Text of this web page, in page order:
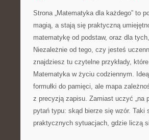
Strona „Matematyka dla każdego” to
magią, a stają się praktyczną
matematykę od podstaw, oraz dla
Niezależnie od tego, czy jesteś
znajdziesz tu czytelne przykłady,
Matematyka w życiu codziennym.
formułki do pamięci, ale mapa
z precyzją zapisu. Zamiast uczyć „na
pytań typu: skąd bierze się wzór.
praktycznych sytuacjach, gdzie liczą